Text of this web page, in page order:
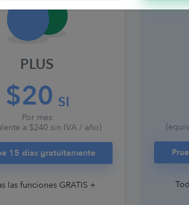
PLUS
$20 SI
Por mes
a $240 sin IVA / año)
15 días gratuitamente
las funciones GRATIS +